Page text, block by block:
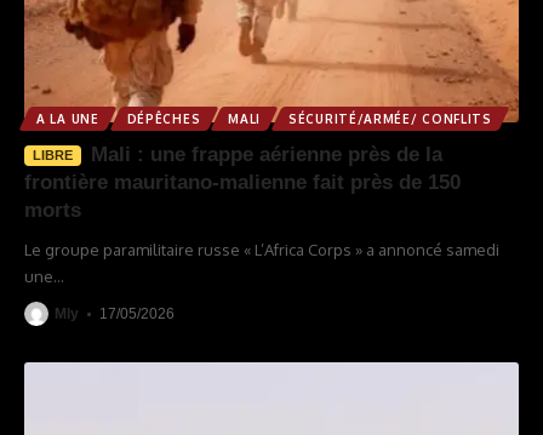
A LA UNE DÉPÊCHES MALI SÉCURITÉ/ARMÉE/ CONFLITS
LIBRE
Mali : une frappe aérienne près de la
frontière mauritano-malienne fait près de 150
morts
Le groupe paramilitaire russe « L’Africa Corps » a annoncé samedi
une…
Mly 17/05/2026